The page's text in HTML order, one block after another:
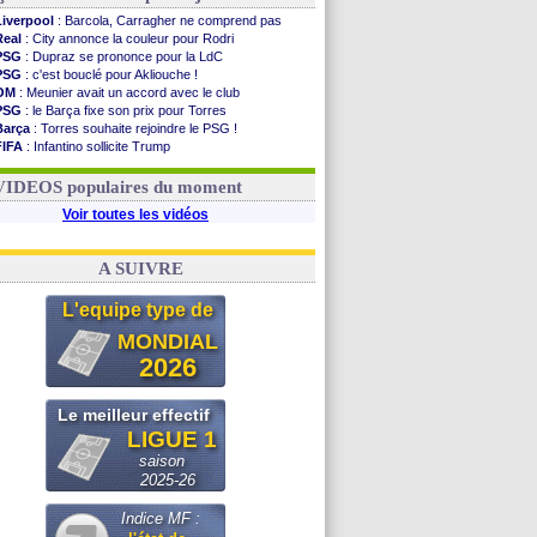
: Barcola, Carragher ne comprend pas
: City annonce la couleur pour Rodri
: Dupraz se prononce pour la LdC
: c'est bouclé pour Akliouche !
: Meunier avait un accord avec le club
: le Barça fixe son prix pour Torres
: Torres souhaite rejoindre le PSG !
: Infantino sollicite Trump
: le démenti de Leipzig pour Diomandé
populaires du moment
Voir toutes les vidéos
A SUIVRE
L'equipe type de
MONDIAL
2026
Le meilleur effectif
LIGUE 1
saison
2025-26
Indice MF :